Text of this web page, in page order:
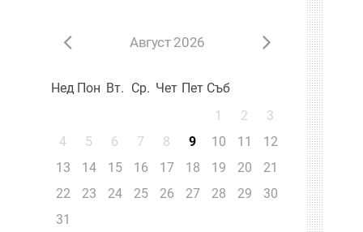
Август 2026
Нед Пон Вт. Ср. Чет Пет Съб
1
2
3
4
5 6 7 8 9 10 11
12
13
14 15 16 17 18 19 20
21
22
23 24 25 26 27 28 29
30
31